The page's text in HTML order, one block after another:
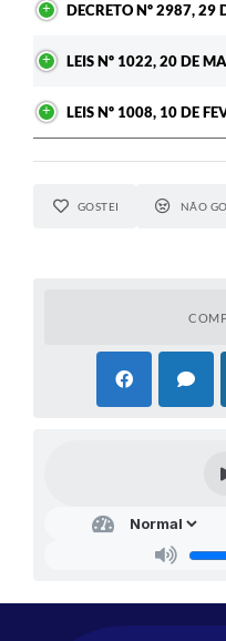
DECRETO Nº 2987, 29
LEIS Nº 1022, 20 DE
LEIS Nº 1008, 10 DE
GOSTEI NÃO